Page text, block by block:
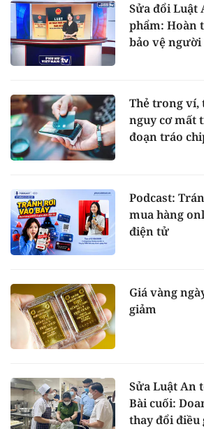
Sửa đổi Luật
phẩm: Hoàn
bảo vệ
Thẻ trong ví,
nguy cơ mất
đoạn tráo
Podcast:
mua hàng
điện tử
Giá vàng
giảm
Sửa Luật An
Bài cuối:
thay đổi điều